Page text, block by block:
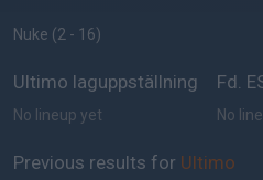
Nuke (2 - 16)
Ultimo laguppställning
No lineup yet
Fd.
No
Previous results for Ultimo